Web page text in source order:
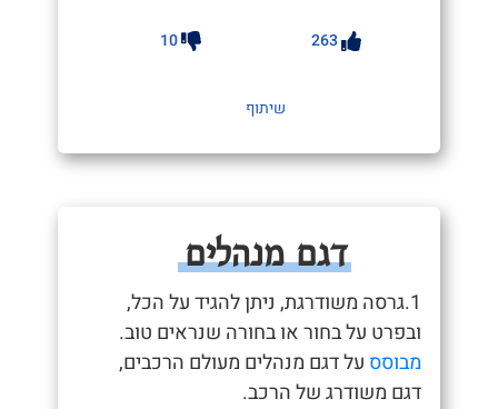
263
10
שיתוף
דגם מנהלים
1.גרסה משודרגת, ניתן להגיד על הכל,
ובפרט על בחור או בחורה שנראים טוב.
מבוסס על דגם מנהלים מעולם הרכבים,
דגם משודרג של הרכב.